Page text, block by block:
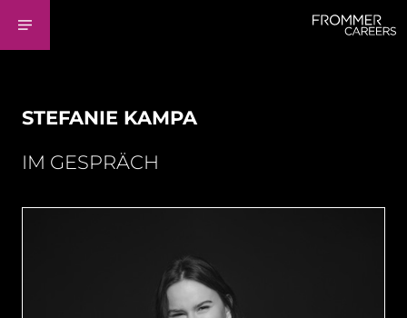
STEFANIE KAMPA
IM GESPRÄCH